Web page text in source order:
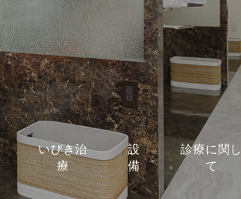
いびき治
療
設
備
診療に関し
て